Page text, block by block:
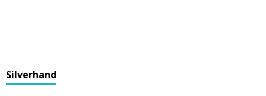
Silverhand